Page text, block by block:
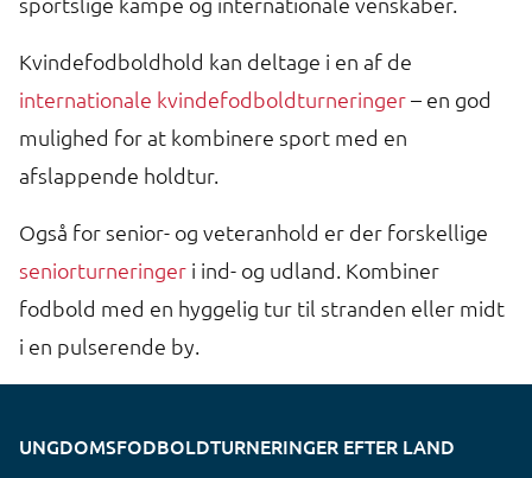
Kvindefodboldhold kan deltage i en af de
internationale kvindefodboldturneringer– en god
mulighed for at kombinere sport med en
afslappende holdtur.
Også for senior- og veteranhold er der forskellige
seniorturneringer i ind- og udland. Kombiner
fodbold med en hyggelig tur til stranden eller midt
i en pulserende by.
UNGDOMSFODBOLDTURNERINGER EFTER LAND